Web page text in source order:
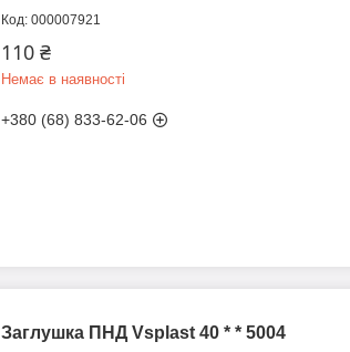
000007921
110 ₴
Немає в наявності
+380 (68) 833-62-06
Заглушка ПНД Vsplast 40 * * 5004